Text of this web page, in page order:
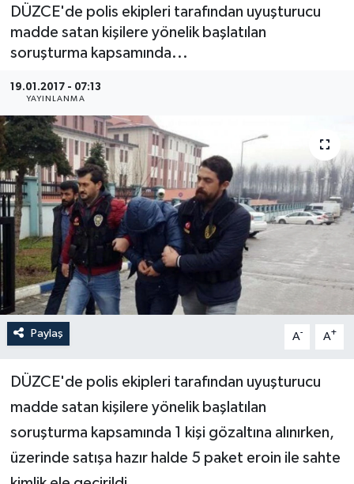
DÜZCE'de polis ekipleri tarafından uyuşturucu
madde satan kişilere yönelik başlatılan
soruşturma kapsamında...
19.01.2017 - 07:13
YAYINLANMA
Paylaş A- A+
DÜZCE'de polis ekipleri tarafından uyuşturucu
madde satan kişilere yönelik başlatılan
soruşturma kapsamında 1 kişi gözaltına alınırken,
üzerinde satışa hazır halde 5 paket eroin ile sahte
Medya
Sivil Toplum
Siyaset
Spor
Tarım
Turizm
Yerel Yönetimler
DÜNYA